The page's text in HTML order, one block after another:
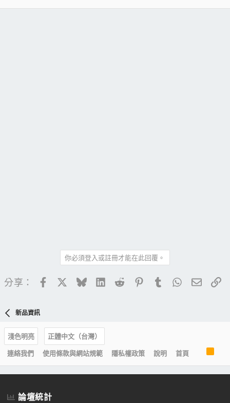
你必須登入或註冊才能在此回覆。
分享： FacebookBlueskyLinkedIn
Reddit PinterestTumblrWhatsApp
電子
新品資訊
淺色明亮
正體中文（台灣）
連絡我們
使用條款與網站規範 隱私權政策 說明 首頁
S
論壇統計